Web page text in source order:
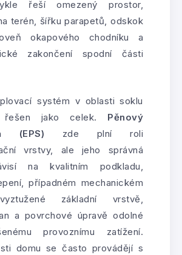
řeší omezený prostor,
terén, šířku parapetů, odskok
okapového chodníku a
zakončení spodní části
systém v oblasti soklu
jako celek. Pěnový
(EPS) zde plní roli
vrstvy, ale jeho správná
na kvalitním podkladu,
případném mechanickém
základní vrstvě,
a povrchové úpravě odolné
provoznímu zatížení.
domu se často provádějí s